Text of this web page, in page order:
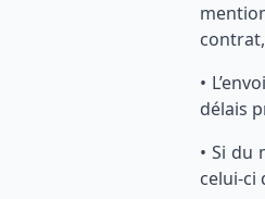
•
délais
• Si du
celui-ci